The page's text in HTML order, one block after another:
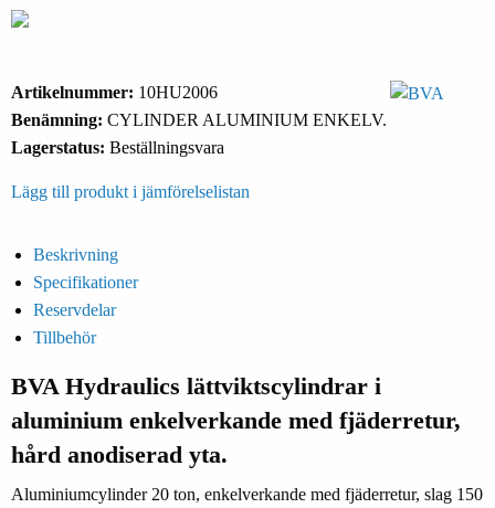
Artikelnummer: 10HU2006
Benämning: CYLINDER ALUMINIUM ENKELV.
Lagerstatus: Beställningsvara
Lägg till produkt i jämförelselistan
Beskrivning
Specifikationer
Reservdelar
Tillbehör
BVA Hydraulics lättviktscylindrar i
aluminium enkelverkande med fjäderretur,
hård anodiserad yta.
Aluminiumcylinder 20 ton, enkelverkande med fjäderretur, slag 150